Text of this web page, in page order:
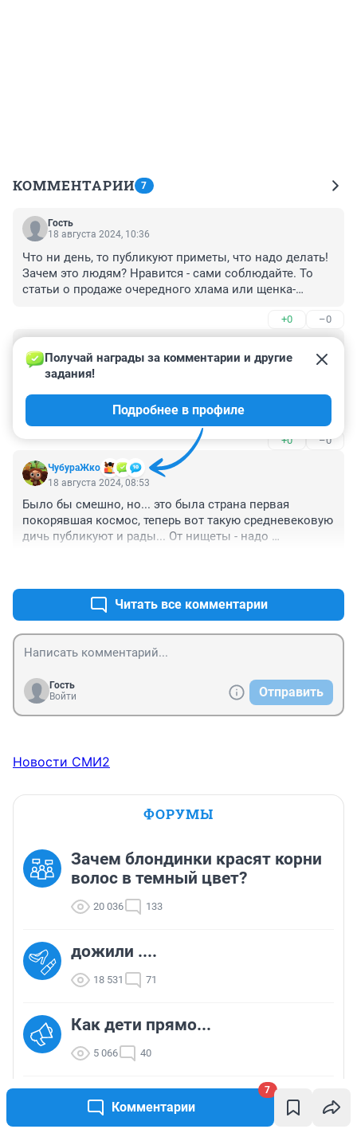
Комментарии
7
КОММЕНТАРИИ 7
Гость
18 августа 2024, 10:36
Что ни день, то публикуют приметы, что надо делать!
Зачем это людям? Нравится - сами соблюдайте. То
статьи о продаже очередного хлама или щенка-
+0 –0
18 августа 2024, 09:55
19 августа 2024 в 21:27 по московскому времени
произойдет Полнолуние, которое будет насыщено не
простыми энергиями.
Это полнолуние произойдет на зодиакальной оси
Лев-Водолей (Солнце во Льве, а Луна в Водолее), да
еще и при включении Дневным Светилом не простой
звезды Альфард. Таким образом, для всех нас будет
акцентирована тема личного и коллективного,
индивидуального и общего. )))
+0 –0
ЧубураЖко
Получай награды за комментарии и другие
задания!
Подробнее в профиле
18 августа 2024, 08:53
Было бы смешно, но... это была страна первая
покорявшая космос, теперь вот такую средневековую
дичь публикуют и рады... От нищеты - надо
не устраивать всяких стрессов гражданам, чтоб не
Читать все комментарии
Гость
Войти
Отправить
Новости СМИ2
ФОРУМЫ
Зачем блондинки красят корни
волос в темный цвет?
20 036 133
дожили ....
18 531 71
Как дети прямо...
5 066 40
секс на первом свидании
93 024 625